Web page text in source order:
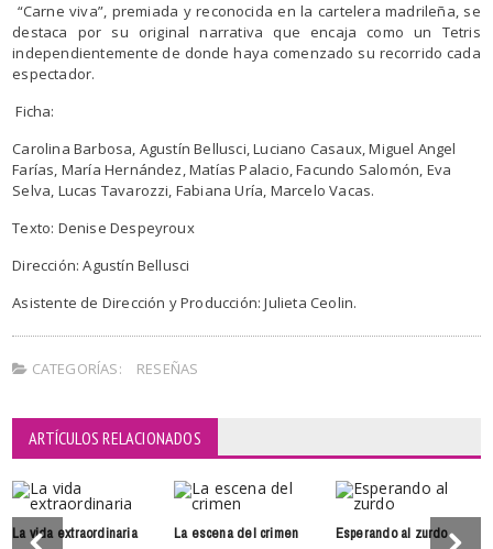
“Carne viva”, premiada y reconocida en la cartelera madrileña, se
destaca por su original narrativa que encaja como un Tetris
independientemente de donde haya comenzado su recorrido cada
espectador.
Ficha:
Carolina Barbosa, Agustín Bellusci, Luciano Casaux, Miguel Angel
Farías, María Hernández, Matías Palacio, Facundo Salomón, Eva
Selva, Lucas Tavarozzi, Fabiana Uría, Marcelo Vacas.
Texto: Denise Despeyroux
Dirección: Agustín Bellusci
Asistente de Dirección y Producción: Julieta Ceolin.
CATEGORÍAS: RESEÑAS
ARTÍCULOS RELACIONADOS
La vida extraordinaria La escena del crimen Esperando al zurdo